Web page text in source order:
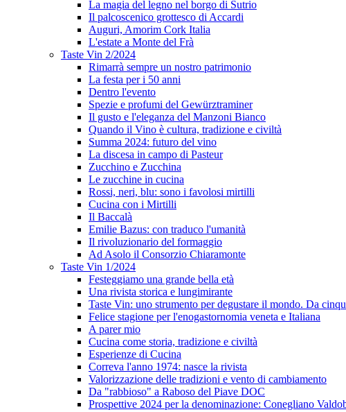
La magia del legno nel borgo di Sutrio
Il palcoscenico grottesco di Accardi
Auguri, Amorim Cork Italia
L'estate a Monte del Frà
Taste Vin 2/2024
Rimarrà sempre un nostro patrimonio
La festa per i 50 anni
Dentro l'evento
Spezie e profumi del Gewürztraminer
Il gusto e l'eleganza del Manzoni Bianco
Quando il Vino è cultura, tradizione e civiltà
Summa 2024: futuro del vino
La discesa in campo di Pasteur
Zucchino e Zucchina
Le zucchine in cucina
Rossi, neri, blu: sono i favolosi mirtilli
Cucina con i Mirtilli
Il Baccalà
Emilie Bazus: con traduco l'umanità
Il rivoluzionario del formaggio
Ad Asolo il Consorzio Chiaramonte
Taste Vin 1/2024
Festeggiamo una grande bella età
Una rivista storica e lungimirante
Taste Vin: uno strumento per degustare il mondo. Da
Felice stagione per l'enogastornomia veneta e Italiana
A parer mio
Cucina come storia, tradizione e civiltà
Esperienze di Cucina
Correva l'anno 1974: nasce la rivista
Valorizzazione delle tradizioni e vento di cambiamento
Da "rabbioso" a Raboso del Piave DOC
Prospettive 2024 per la denominazione: Conegliano